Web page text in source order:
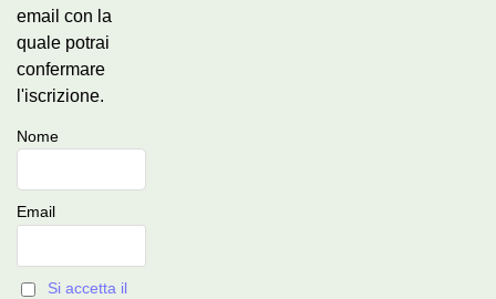
email con la
quale potrai
confermare
l'iscrizione.
Nome
Email
Si accetta il